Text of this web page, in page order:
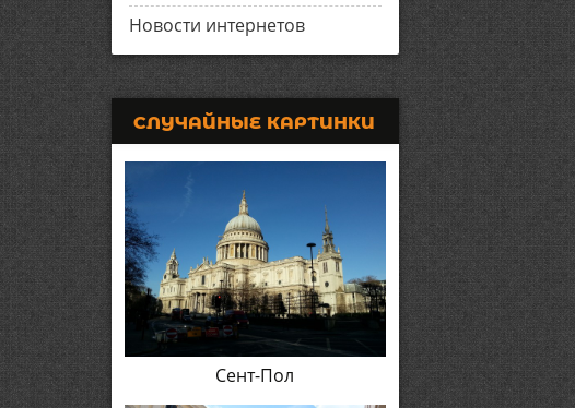
Новости интернетов
СЛУЧАЙНЫЕ КАРТИНКИ
Сент-Пол